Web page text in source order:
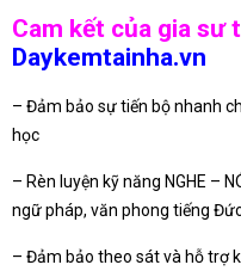
Cam kết của gia sư
Daykemtainha.vn
– Đảm bảo sự tiến bộ nhanh
học
– Rèn luyện kỹ năng NGHE –
ngữ pháp, văn phong tiếng
– Đảm bảo theo sát và hỗ trợ